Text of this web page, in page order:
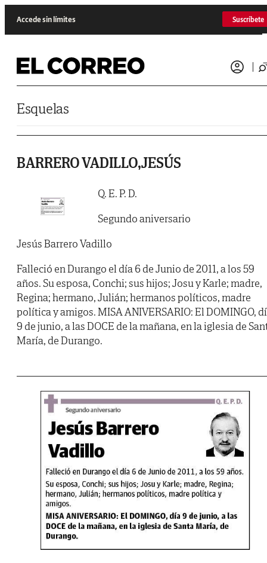
Accede sin límites Suscríbete
Esquelas
BARRERO VADILLO,JESÚS
Q. E. P. D.
Segundo aniversario
Jesús Barrero Vadillo
Falleció en Durango el día 6 de Junio de 2011, a los 59
años. Su esposa, Conchi; sus hijos; Josu y Karle; madre,
Regina; hermano, Julián; hermanos políticos, madre
política y amigos. MISA ANIVERSARIO: El DOMINGO,
9 de junio, a las DOCE de la mañana, en la iglesia de
María, de Durango.